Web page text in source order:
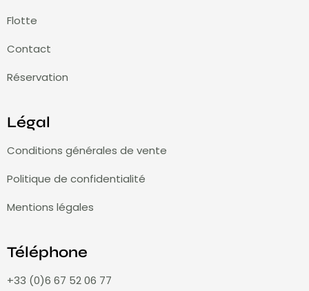
Flotte
Contact
Réservation
Légal
Conditions générales de vente
Politique de confidentialité
Mentions légales
Téléphone
+33 (0)6 67 52 06 77